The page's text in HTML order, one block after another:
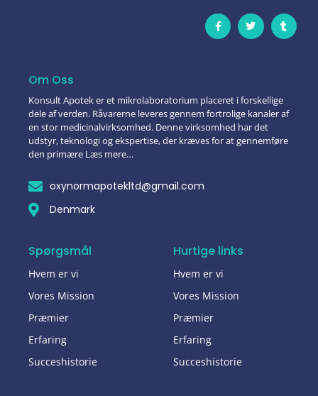
Om Oss
Konsult Apotek er et mikrolaboratorium placeret i forskellige
dele af verden. Råvarerne leveres gennem fortrolige kanaler af
en stor medicinalvirksomhed. Denne virksomhed har det
udstyr, teknologi og ekspertise, der kræves for at gennemføre
den primære Læs mere…
oxynormapotekltd@gmail.com
Denmark
Spørgsmål
Hvem er vi
Vores Mission
Præmier
Erfaring
Succeshistorie
Hurtige links
Hvem er vi
Vores Mission
Præmier
Erfaring
Succeshistorie